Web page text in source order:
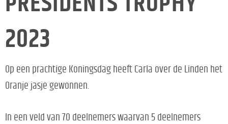
2023
Op een prachtige Koningsdag heeft Carla over de Linden het
Oranje jasje gewonnen.
In een veld van 70 deelnemers waarvan 5 deelnemers